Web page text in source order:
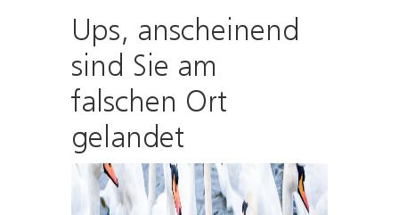
Ups, anscheinend
sind Sie am
falschen Ort
gelandet